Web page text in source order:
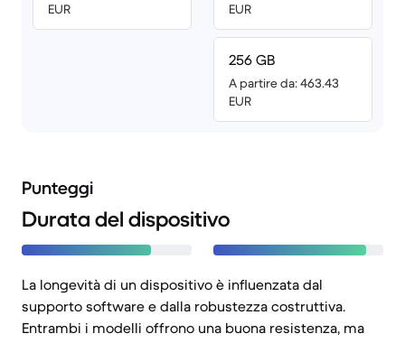
EUR
EUR
256 GB
A partire da: 463.43
EUR
Punteggi
Durata del dispositivo
La longevità di un dispositivo è influenzata dal
supporto software e dalla robustezza costruttiva.
Entrambi i modelli offrono una buona resistenza, ma